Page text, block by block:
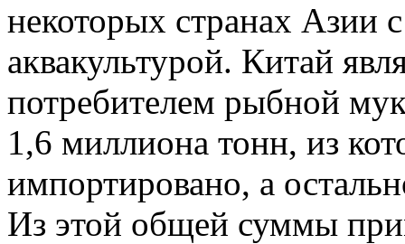
некоторых странах Азии
аквакультурой. Китай
потребителем рыбной
1,6 миллиона тонн, из
импортировано, а
Из этой общей суммы